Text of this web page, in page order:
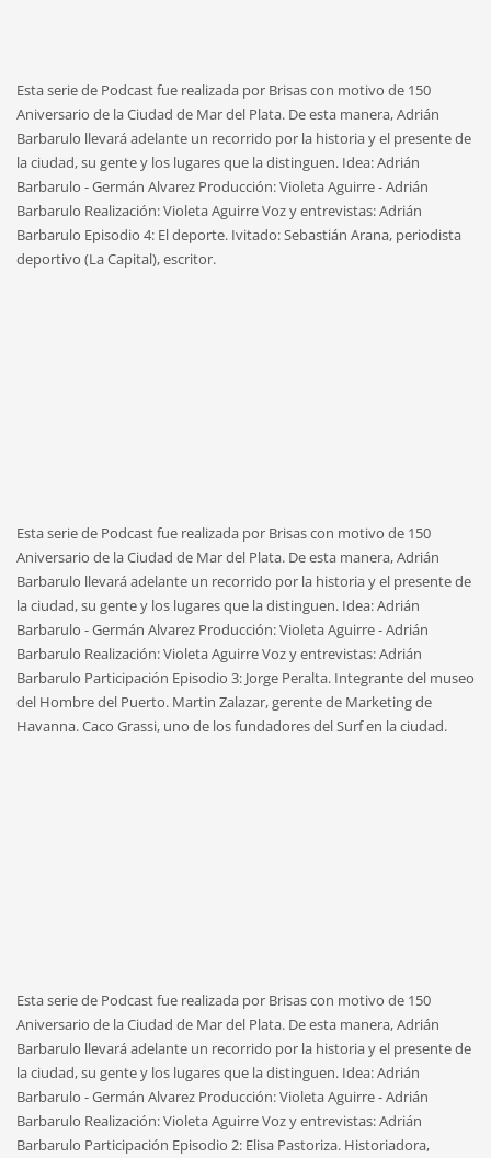
Esta serie de Podcast fue realizada por Brisas con motivo de 150
Aniversario de la Ciudad de Mar del Plata. De esta manera, Adrián
Barbarulo llevará adelante un recorrido por la historia y el presente de
la ciudad, su gente y los lugares que la distinguen. Idea: Adrián
Barbarulo - Germán Alvarez Producción: Violeta Aguirre - Adrián
Barbarulo Realización: Violeta Aguirre Voz y entrevistas: Adrián
Barbarulo Episodio 4: El deporte. Ivitado: Sebastián Arana, periodista
deportivo (La Capital), escritor.
Esta serie de Podcast fue realizada por Brisas con motivo de 150
Aniversario de la Ciudad de Mar del Plata. De esta manera, Adrián
Barbarulo llevará adelante un recorrido por la historia y el presente de
la ciudad, su gente y los lugares que la distinguen. Idea: Adrián
Barbarulo - Germán Alvarez Producción: Violeta Aguirre - Adrián
Barbarulo Realización: Violeta Aguirre Voz y entrevistas: Adrián
Barbarulo Participación Episodio 3: Jorge Peralta. Integrante del museo
del Hombre del Puerto. Martin Zalazar, gerente de Marketing de
Havanna. Caco Grassi, uno de los fundadores del Surf en la ciudad.
Esta serie de Podcast fue realizada por Brisas con motivo de 150
Aniversario de la Ciudad de Mar del Plata. De esta manera, Adrián
Barbarulo llevará adelante un recorrido por la historia y el presente de
la ciudad, su gente y los lugares que la distinguen. Idea: Adrián
Barbarulo - Germán Alvarez Producción: Violeta Aguirre - Adrián
Barbarulo Realización: Violeta Aguirre Voz y entrevistas: Adrián
Barbarulo Participación Episodio 2: Elisa Pastoriza. Historiadora,